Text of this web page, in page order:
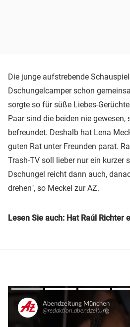
Die junge aufstrebende
Dschungelcamper schon
sorgte so für süße Liebes-
Paar sind die beiden nie gewesen,
befreundet. Deshalb hat Lena
guten Rat unter Freunden parat.
Trash-TV soll lieber nur ein kurzer
Dschungel reicht dann auch,
drehen", so Meckel zur AZ.
Lesen Sie auch: Hat Raúl Richter